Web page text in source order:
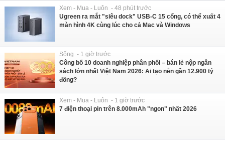
Xem - Mua - Luôn - 48 phút trước
Ugreen ra mắt "siêu dock" USB-C 15 cổng, có thể xuất 4
màn hình 4K cùng lúc cho cả Mac và Windows
Sống - 1 giờ trước
Công bố 10 doanh nghiệp phân phối – bán lẻ nộp ngân
sách lớn nhất Việt Nam 2026: Ai tạo nên gần 12.900 tỷ
đồng?
Xem - Mua - Luôn - 1 giờ trước
7 điện thoại pin trên 8.000mAh "ngon" nhất 2026